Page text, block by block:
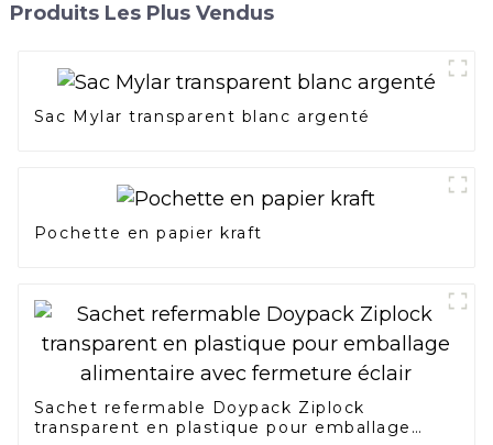
Produits Les Plus Vendus
Sac Mylar transparent blanc argenté
Pochette en papier kraft
Sachet refermable Doypack Ziplock
transparent en plastique pour emballage